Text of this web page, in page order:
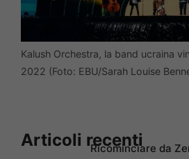
Kalush Orchestra, la band ucraina
2022 (Foto: EBU/Sarah Louise
Articoli recenti
Ricominciare da